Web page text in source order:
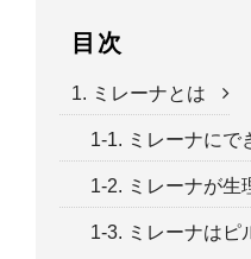
目次
1. ミレーナとは
1-1. ミレーナにで
1-2. ミレーナが生
1-3. ミレーナはピ